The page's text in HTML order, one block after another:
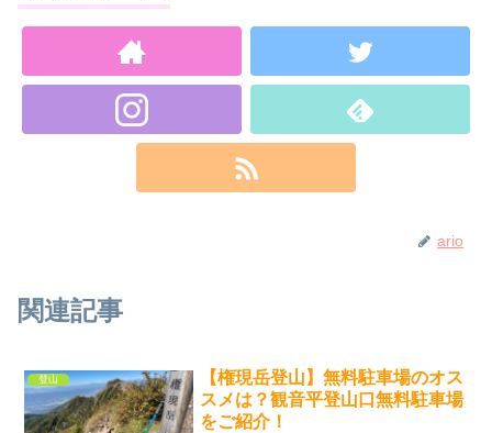
ario
関連記事
登山
【権現岳登山】無料駐車場のオス
スメは？観音平登山口無料駐車場
をご紹介！